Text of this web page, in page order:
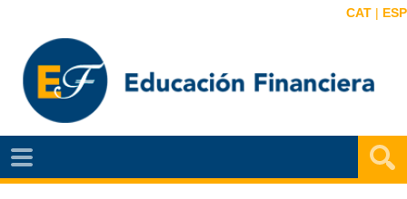
CAT | ESP
NOTÍCIAS